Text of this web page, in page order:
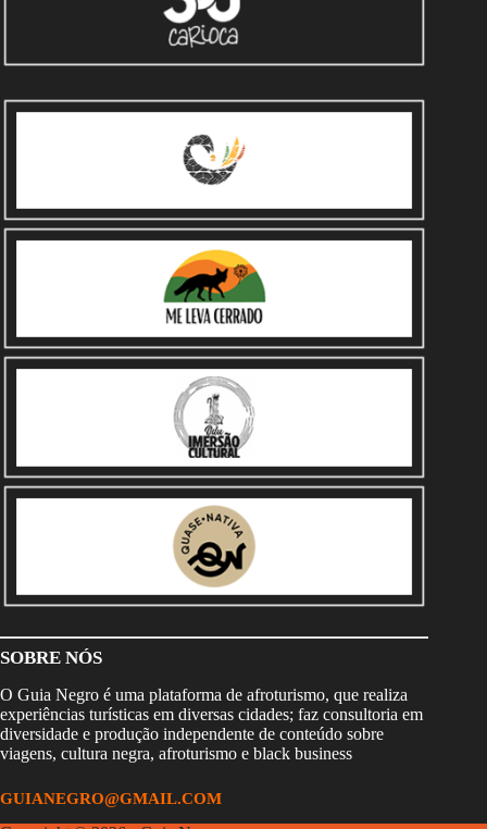
SOBRE NÓS
O Guia Negro é uma plataforma de afroturismo, que realiza
experiências turísticas em diversas cidades; faz consultoria em
diversidade e produção independente de conteúdo sobre
viagens, cultura negra, afroturismo e black business
GUIANEGRO@GMAIL.COM